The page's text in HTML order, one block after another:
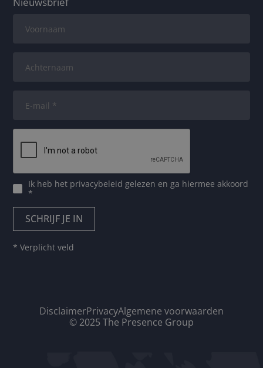
Ik heb het privacybeleid gelezen en ga hiermee akkoord
*
* Verplicht veld
DisclaimerPrivacyAlgemene voorwaarden
© 2025 The Presence Group